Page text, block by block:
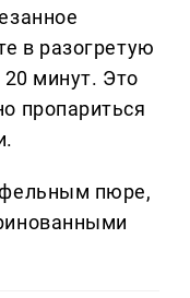
в разогретую
20 минут. Это
пропариться
пюре,